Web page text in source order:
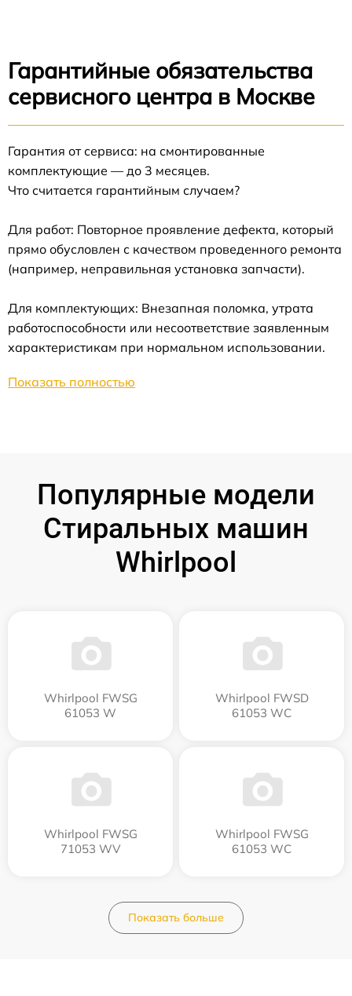
Гарантийные обязательства
сервисного центра в Москве
Гарантия от сервиса: на смонтированные
комплектующие — до 3 месяцев.
Что считается гарантийным случаем?
Для работ: Повторное проявление дефекта, который
прямо обусловлен с качеством проведенного ремонта
(например, неправильная установка запчасти).
Для комплектующих: Внезапная поломка, утрата
работоспособности или несоответствие заявленным
характеристикам при нормальном использовании.
Показать полностью
Популярные модели
Стиральных машин
Whirlpool
Whirlpool FWSG
61053 W
Whirlpool FWSD
61053 WC
Whirlpool FWSG
71053 WV
Whirlpool FWSG
61053 WC
Показать больше